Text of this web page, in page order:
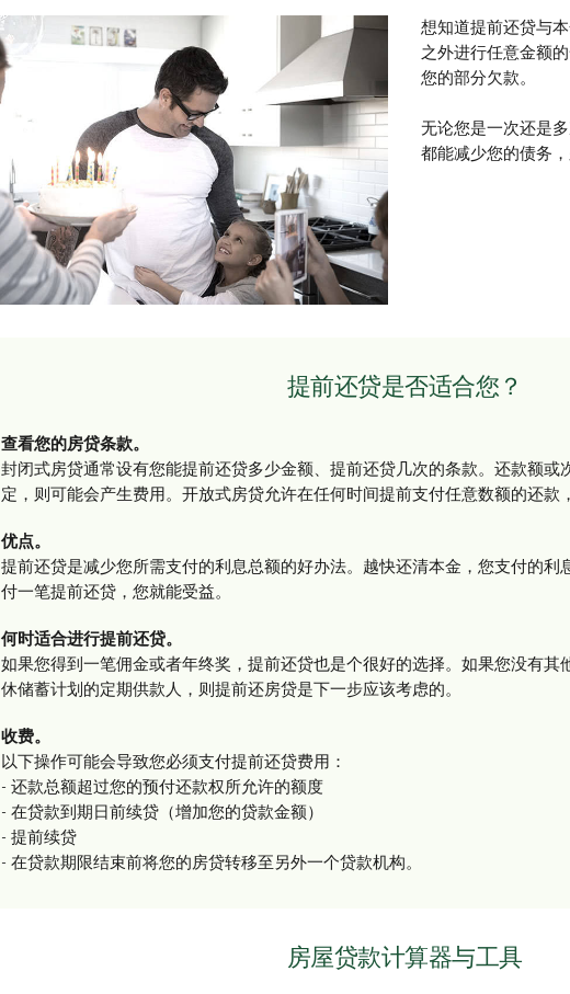
想知道提前还贷与
之外进行任意金额
您的部分欠款。
无论您是一次还是
都能减少您的债务
提前还贷是否适合您？
查看您的房贷条款。
封闭式房贷通常设有您能提前还贷多少金额、提前还贷几次的条款。还款额或
定，则可能会产生费用。开放式房贷允许在任何时间提前支付任意数额的还款
优点。
提前还贷是减少您所需支付的利息总额的好办法。越快还清本金，您支付的利
付一笔提前还贷，您就能受益。
何时适合进行提前还贷。
如果您得到一笔佣金或者年终奖，提前还贷也是个很好的选择。如果您没有其
休储蓄计划的定期供款人，则提前还房贷是下一步应该考虑的。
收费。
以下操作可能会导致您必须支付提前还贷费用：
- 还款总额超过您的预付还款权所允许的额度
- 在贷款到期日前续贷（增加您的贷款金额）
- 提前续贷
- 在贷款期限结束前将您的房贷转移至另外一个贷款机构。
房屋贷款计算器与工具